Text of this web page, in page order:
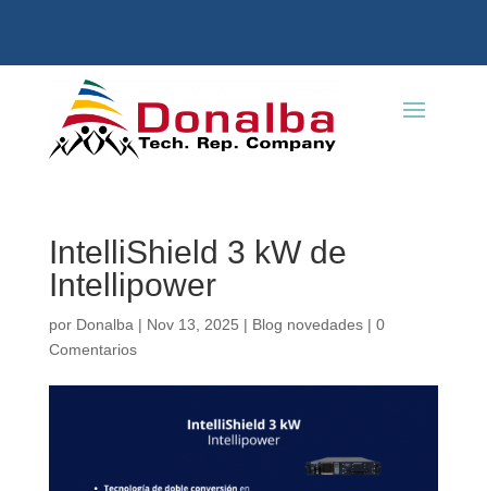
IntelliShield 3 kW de
Intellipower
por Donalba | Nov 13, 2025 | Blog novedades| 0
Comentarios